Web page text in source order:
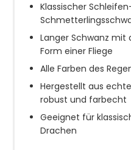
Klassischer
Langer Schwanz
Form einer Fliege
Alle Farben des
Hergestellt aus
robust und farbecht
Geeignet für
Drachen